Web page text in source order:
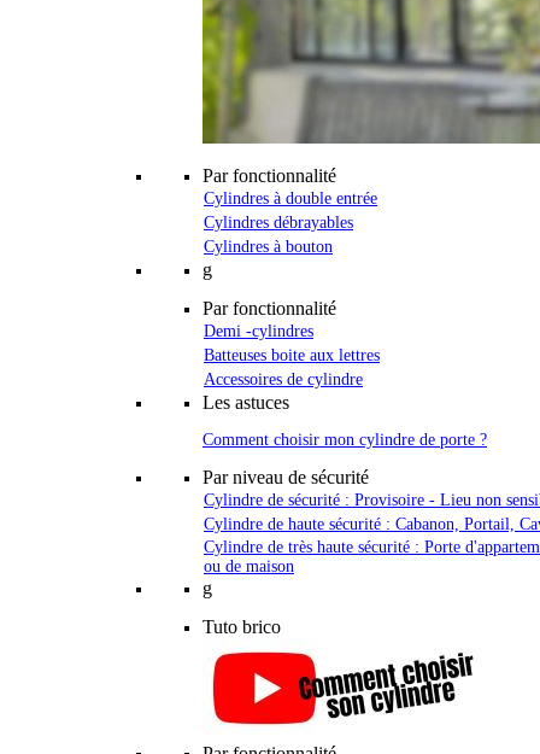
Par fonctionnalité
Cylindres à double entrée
Cylindres débrayables
Cylindres à bouton
g
Par fonctionnalité
Demi -cylindres
Batteuses boite aux lettres
Accessoires de cylindre
Les astuces
Comment choisir mon cylindre de porte ?
Par niveau de sécurité
Cylindre de sécurité : Provisoire - Lieu non
Cylindre de haute sécurité : Cabanon, Portail,
Cylindre de très haute sécurité : Porte
ou de maison
g
Tuto brico